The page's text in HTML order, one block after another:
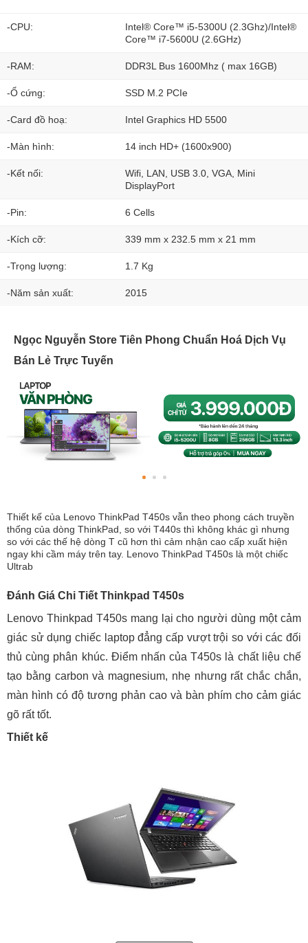
-CPU:
Intel® Core™ i5-5300U (2.3Ghz)/Intel®
Core™ i7-5600U (2.6GHz)
-RAM: DDR3L Bus 1600Mhz ( max 16GB)
-Ổ cứng: SSD M.2 PCIe
-Card đồ hoạ: Intel Graphics HD 5500
-Màn hình: 14 inch HD+ (1600x900)
-Kết nối:
Wifi, LAN, USB 3.0, VGA, Mini
DisplayPort
-Pin: 6 Cells
-Kích cỡ: 339 mm x 232.5 mm x 21 mm
-Trọng lượng: 1.7 Kg
-Năm sản xuất: 2015
Ngọc Nguyễn Store Tiên Phong Chuẩn Hoá Dịch Vụ
Bán Lẻ Trực Tuyến
Thiết kế của Lenovo ThinkPad T450s vẫn theo phong cách truyền
thống của dòng ThinkPad, so với T440s thì không khác gì nhưng
so với các thế hệ dòng T cũ hơn thì cảm nhận cao cấp xuất hiện
ngay khi cầm máy trên tay. Lenovo ThinkPad T450s là một chiếc
Ultrab
Đánh Giá Chi Tiết Thinkpad T450s
Lenovo Thinkpad T450s mang lại cho người dùng một cảm
giác sử dụng chiếc laptop đẳng cấp vượt trội so với các đối
thủ cùng phân khúc. Điểm nhấn của T450s là chất liệu chế
tạo bằng carbon và magnesium, nhẹ nhưng rất chắc chắn,
màn hình có độ tương phản cao và bàn phím cho cảm giác
gõ rất tốt.
Thiết kế